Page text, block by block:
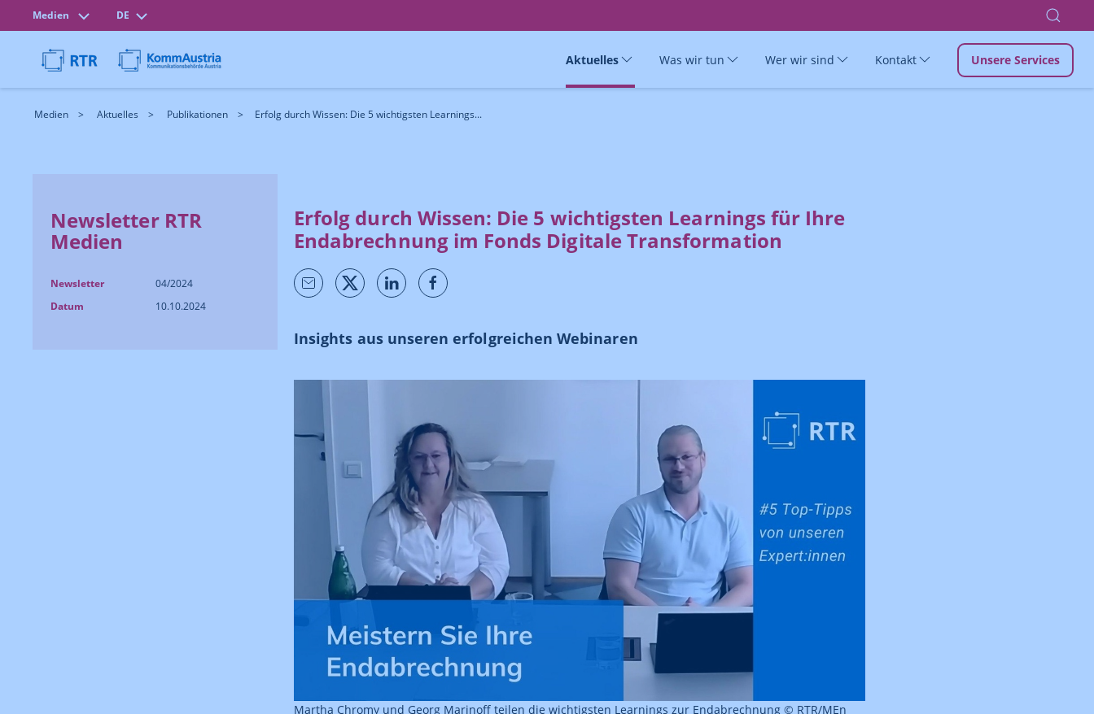
Medien DE
Aktuelles Was wir tun Wer wir sind Kontakt Unsere Services
Medien Aktuelles Publikationen Erfolg durch Wissen: Die 5 wichtigsten Learnings...
Newsletter RTR
Medien
Newsletter
04/2024
Datum
10.10.2024
Erfolg durch Wissen: Die 5 wichtigsten Learnings für Ihre
Endabrechnung im Fonds Digitale Transformation
Insights aus unseren erfolgreichen Webinaren
Martha Chromy und Georg Marinoff teilen die wichtigsten Learnings zur Endabrechnung © RTR/MEn